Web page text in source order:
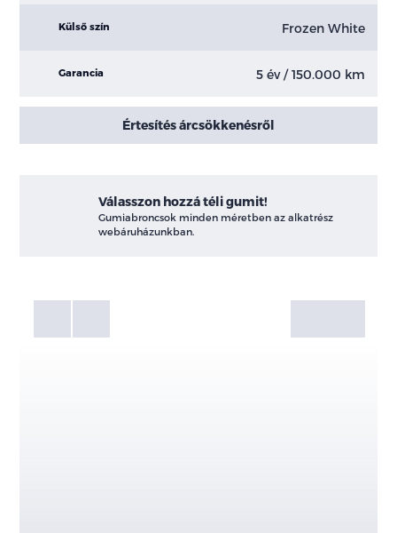
Külső szín Frozen White
Garancia 5 év / 150.000 km
Értesítés árcsökkenésről
Válasszon hozzá téli gumit!
Gumiabroncsok minden méretben az alkatrész
webáruházunkban.
Galéria